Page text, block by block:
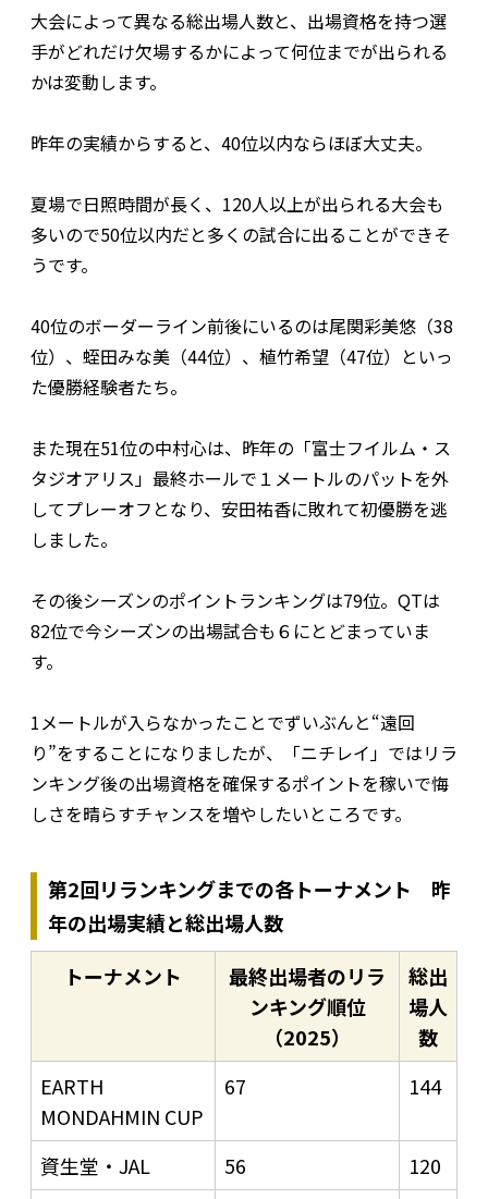
大会によって異なる総出場人数と、出場資格を持つ選
手がどれだけ欠場するかによって何位までが出られる
かは変動します。
昨年の実績からすると、40位以内ならほぼ大丈夫。
夏場で日照時間が長く、120人以上が出られる大会も
多いので50位以内だと多くの試合に出ることができそ
うです。
40位のボーダーライン前後にいるのは尾関彩美悠（38
位）、蛭田みな美（44位）、植竹希望（47位）といっ
た優勝経験者たち。
また現在51位の中村心は、昨年の「富士フイルム・ス
タジオアリス」最終ホールで１メートルのパットを外
してプレーオフとなり、安田祐香に敗れて初優勝を逃
しました。
その後シーズンのポイントランキングは79位。QTは
82位で今シーズンの出場試合も６にとどまっていま
す。
1メートルが入らなかったことでずいぶんと“遠回
り”をすることになりましたが、「ニチレイ」ではリラ
ンキング後の出場資格を確保するポイントを稼いで悔
しさを晴らすチャンスを増やしたいところです。
第2回リランキングまでの各トーナメント 昨
年の出場実績と総出場人数
トーナメント
最終出場者のリラ
ンキング順位
（2025）
総出
場人
数
EARTH
MONDAHMIN CUP
67 144
資生堂・JAL 56
120